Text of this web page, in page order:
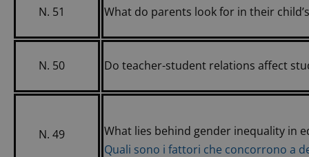
N. 51 What do parents look for in their
N. 50 Do teacher-student relations affect
N. 49
What lies behind gender inequality in
Quali sono i fattori che concorrono a